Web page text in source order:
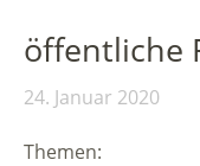
öffentliche
24. Januar 2020
Themen: